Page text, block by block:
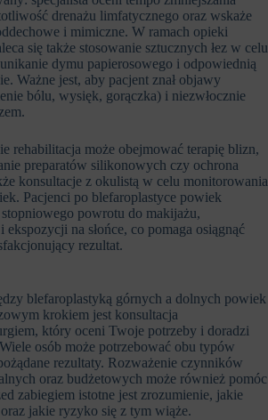
drenażu limfatycznego oraz wskaże
i mimiczne. W ramach opieki
się także stosowanie sztucznych łez w celu
dymu papierosowego i odpowiednią
Ważne jest, aby pacjent znał objawy
bólu, wysięk, gorączka) i niezwłocznie
rehabilitacja może obejmować terapię blizn,
preparatów silikonowych czy ochrona
konsultacje z okulistą w celu monitorowania
Pacjenci po blefaroplastyce powiek
powrotu do makijażu,
na słońce, co pomaga osiągnąć
rezultat.
blefaroplastyką górnych a dolnych powiek
krokiem jest konsultacja
który oceni Twoje potrzeby i doradzi
osób może potrzebować obu typów
rezultaty. Rozważenie czynników
oraz budżetowych może również pomóc
zabiegiem istotne jest zrozumienie, jakie
jakie ryzyko się z tym wiąże.